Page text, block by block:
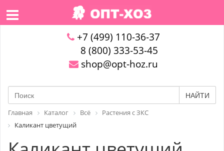
+7 (499) 110-36-37
8 (800) 333-53-45
shop@opt-hoz.ru
НАЙТИ
Главная Каталог Всё
Растения с ЗКС
Каликант цветущий